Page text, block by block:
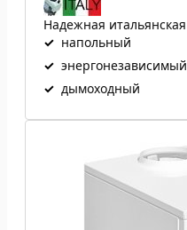
Надежная
✓ напольный
✓ энергонезависимый
✓ дымоходный